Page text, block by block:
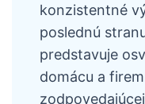
konzistentné
poslednú
predstavuje
domácu a